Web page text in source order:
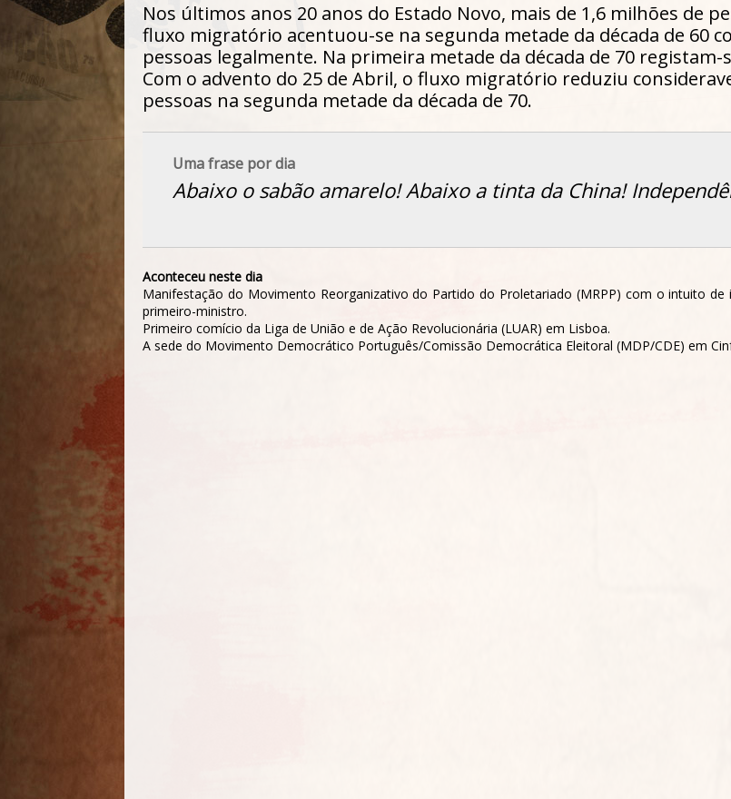
Nos últimos anos 20 anos do Estado Novo, mais de 1,6 milhões de
fluxo migratório acentuou-se na segunda metade da década de 60
pessoas legalmente. Na primeira metade da década de 70
Com o advento do 25 de Abril, o fluxo migratório reduziu
pessoas na segunda metade da década de 70.
Uma frase por dia
Abaixo o sabão amarelo! Abaixo a tinta da China!
Aconteceu neste dia
Manifestação do Movimento Reorganizativo do Partido do Proletariado (MRPP) com o intuito
primeiro-ministro.
Primeiro comício da Liga de União e de Ação Revolucionária (LUAR) em Lisboa.
A sede do Movimento Democrático Português/Comissão Democrática Eleitoral (MDP/CDE) em